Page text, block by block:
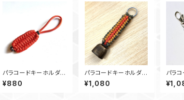
パラコードキーホルダ
ー チャーム トリロバ
イトN2 オレンジ
¥880
パラコードキーホルダ
ー 熊鈴_SC_オレンジ
カーキカモ180
¥1,080
パラ
ー ダ
ドビ